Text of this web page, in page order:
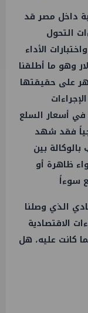
المعيشية داخل مصر قد
التحول
الأداء
وهو ما أطلقنا
على حقيقتها
في أسعار السلع
فقد شهد
بين
ظاهرة أو
سوءاً
الذي وصلنا
الاقتصادية
كانت عليه، هل